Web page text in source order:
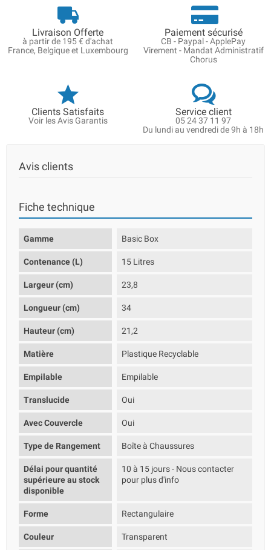
Livraison Offerte
à partir de 195 € d'achat
France, Belgique et Luxembourg
Paiement sécurisé
CB - Paypal - ApplePay
Virement - Mandat Administratif
Chorus
Clients Satisfaits
Voir les Avis Garantis
Service client
05 24 37 11 97
Du lundi au vendredi de 9h à 18h
Avis clients
Fiche technique
Gamme Basic Box
Contenance (L) 15 Litres
Largeur (cm) 23,8
Longueur (cm) 34
Hauteur (cm) 21,2
Matière Plastique Recyclable
Empilable Empilable
Translucide Oui
Avec Couvercle Oui
Type de Rangement Boîte à Chaussures
Délai pour quantité
supérieure au stock
disponible
10 à 15 jours - Nous contacter
pour plus d'info
Forme Rectangulaire
Couleur Transparent